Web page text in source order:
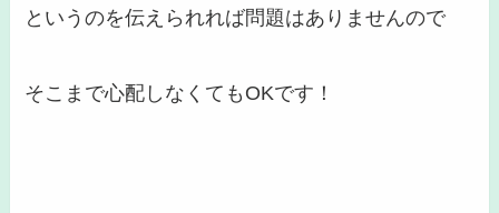
というのを伝えられれば問題はありませんので
そこまで心配しなくてもOKです！